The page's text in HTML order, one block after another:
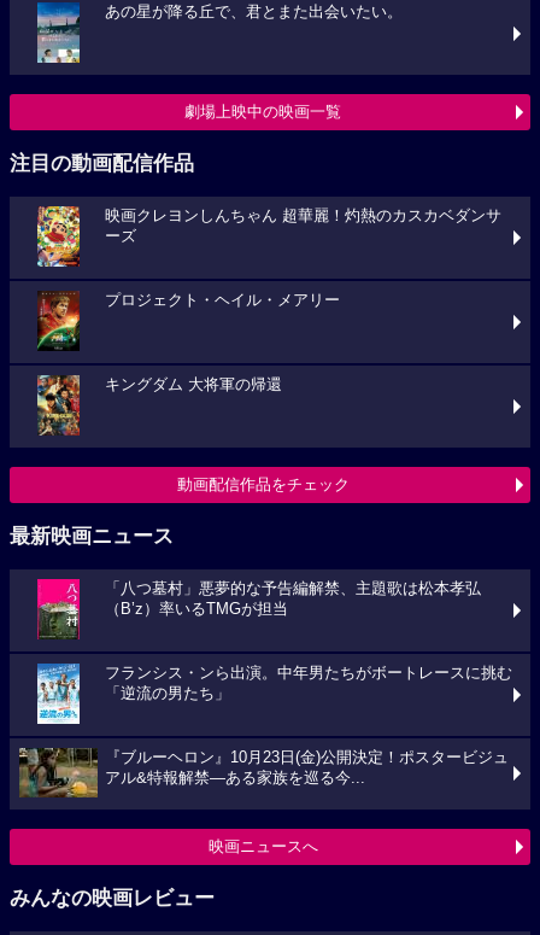
あの星が降る丘で、君とまた出会いたい。
劇場上映中の映画一覧
注目の動画配信作品
映画クレヨンしんちゃん 超華麗！灼熱のカスカベダンサ
ーズ
プロジェクト・ヘイル・メアリー
キングダム 大将軍の帰還
動画配信作品をチェック
最新映画ニュース
「八つ墓村」悪夢的な予告編解禁、主題歌は松本孝弘
（B’z）率いるTMGが担当
フランシス・ンら出演。中年男たちがボートレースに挑む
「逆流の男たち」
『ブルーヘロン』10月23日(金)公開決定！ポスタービジュ
アル&特報解禁―ある家族を巡る今...
映画ニュースへ
みんなの映画レビュー